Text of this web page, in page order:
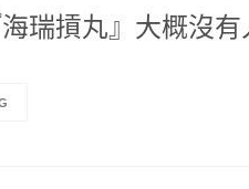
瑞摃丸』大概沒